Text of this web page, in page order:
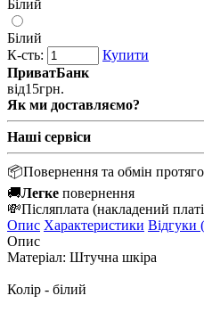
Білий
Білий
К-сть:
Купити
ПриватБанк
від15грн.
Як ми доставляємо?
Наші сервіси
📦Повернення та обмін
🚚Легке повернення
💸Післяплата (накладений
Опис Характеристики Відгуки
Опис
Матеріал: Штучна шкіра
Колір - білий